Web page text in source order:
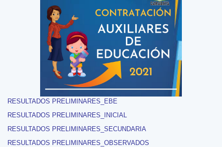
RESULTADOS PRELIMINARES_EBE
RESULTADOS PRELIMINARES_INICIAL
RESULTADOS PRELIMINARES_SECUNDARIA
RESULTADOS PRELIMINARES_OBSERVADOS